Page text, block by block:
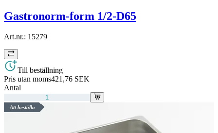
Gastronorm-form 1/2-D65
Art.nr.: 15279
Till beställning
Pris utan moms421,76 SEK
Antal
Att beställa